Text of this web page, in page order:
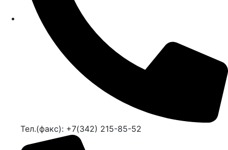
Тел.(факс): +7(342) 215-85-52